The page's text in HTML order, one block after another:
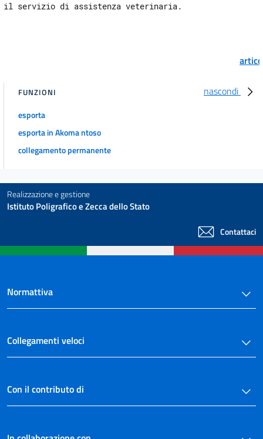
nascondi
FUNZIONI
esporta
esporta in Akoma ntoso
collegamento permanente
Realizzazione e gestione
Istituto Poligrafico e Zecca dello Stato
Contattaci
Normattiva
Collegamenti veloci
Con il contributo di